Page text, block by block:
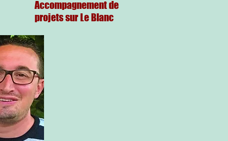
Accompagnement de
projets sur Le Blanc